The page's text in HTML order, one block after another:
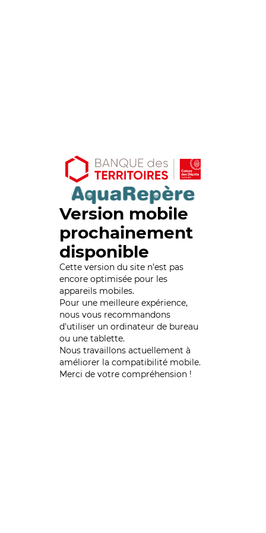
Version mobile
prochainement
disponible
Cette version du site n’est pas
encore optimisée pour les
appareils mobiles.
Pour une meilleure expérience,
nous vous recommandons
d'utiliser un ordinateur de bureau
ou une tablette.
Nous travaillons actuellement à
améliorer la compatibilité mobile.
Merci de votre compréhension !